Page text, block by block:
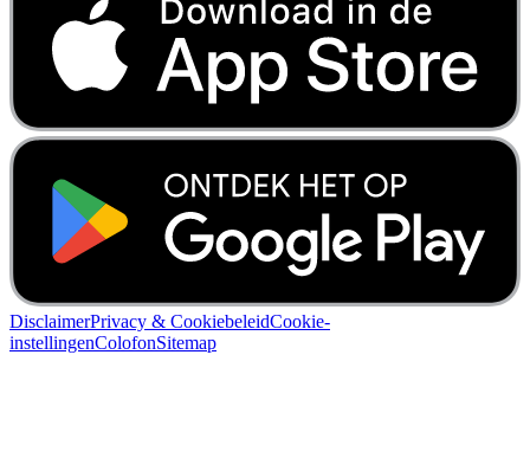
DisclaimerPrivacy & CookiebeleidCookie-
instellingenColofonSitemap